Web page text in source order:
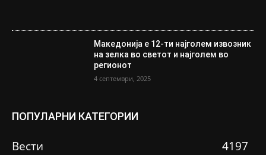
Македонија е 12-ти најголем извозник
на зелка во светот и најголем во
регионот
4 септември, 2025
ПОПУЛАРНИ КАТЕГОРИИ
Вести
4197